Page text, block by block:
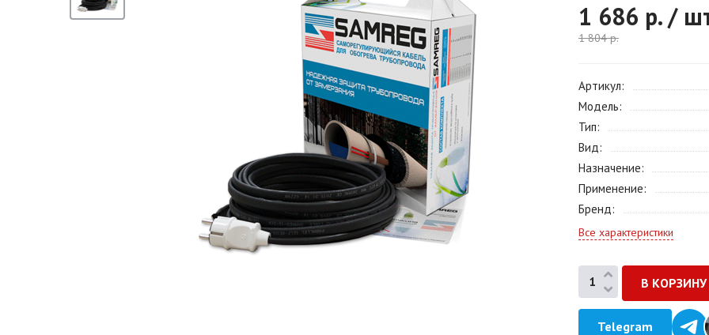
1 686 р. /
1 804р.
Артикул
Модель
Тип
Вид
Назначение
Применение
Бренд
Все характеристики
Telegram